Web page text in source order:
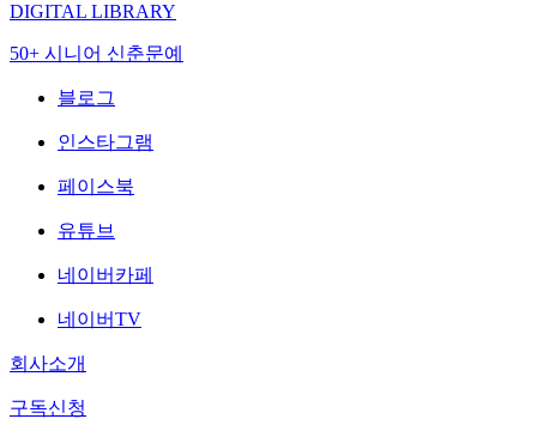
DIGITAL LIBRARY
50+ 시니어 신춘문예
블로그
인스타그램
페이스북
유튜브
네이버카페
네이버TV
회사소개
구독신청